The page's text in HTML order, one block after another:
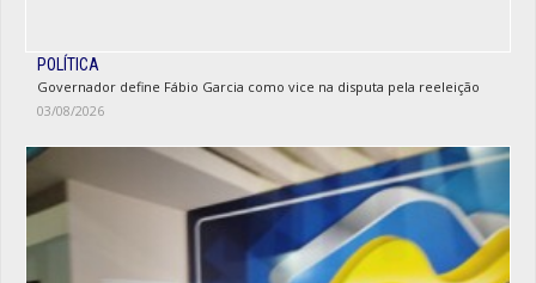
POLÍTICA
Governador define Fábio Garcia como vice na disputa pela reeleição
03/08/2026